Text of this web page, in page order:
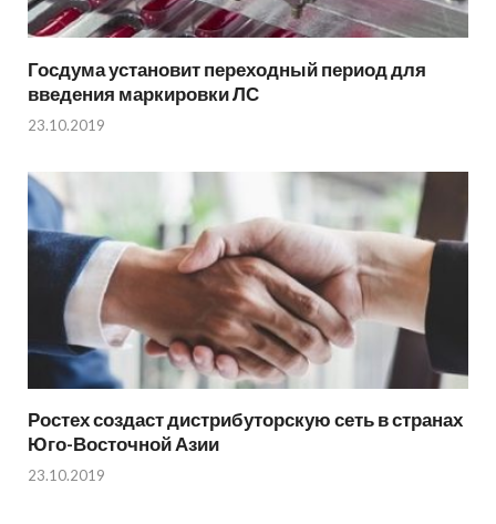
Госдума установит переходный период для
введения маркировки ЛС
23.10.2019
Ростех создаст дистрибуторскую сеть в странах
Юго-Восточной Азии
23.10.2019